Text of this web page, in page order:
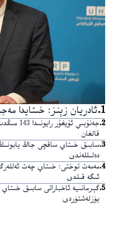
1
.ئادريان زېنز: خىتايدا
2
.
جەنۇبىي
قالغان
3
.سابىق خىتاي ساقچى جاڭ يابونىڭ
دەلىللەندى
4
.مەمەت توختى: خىتاي چەت
ئىگە قىلدى
5
.گېرمانىيە ئاخباراتى سابىق
يۈزلەشتۈردى